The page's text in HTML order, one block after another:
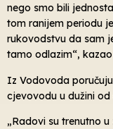
nego smo bili
tom ranijem periodu
rukovodstvu da sam
tamo odlazim“,
Iz Vodovoda
cjevovodu u dužini
„Radovi su trenutno